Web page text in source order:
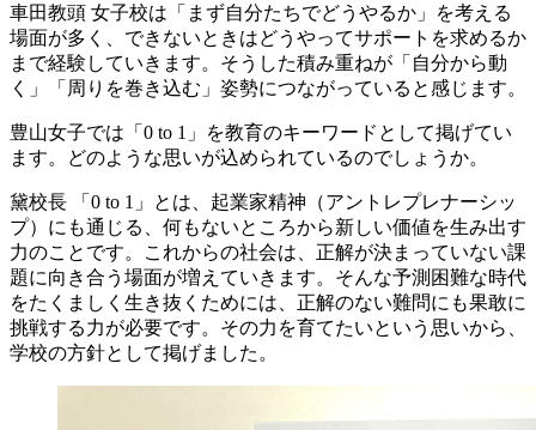
車田教頭 女子校は「まず自分たちでどうやるか」を考える
場面が多く、できないときはどうやってサポートを求めるか
まで経験していきます。そうした積み重ねが「自分から動
く」「周りを巻き込む」姿勢につながっていると感じます。
豊山女子では「0 to 1」を教育のキーワードとして掲げてい
ます。どのような思いが込められているのでしょうか。
黛校長 「0 to 1」とは、起業家精神（アントレプレナーシッ
プ）にも通じる、何もないところから新しい価値を生み出す
力のことです。これからの社会は、正解が決まっていない課
題に向き合う場面が増えていきます。そんな予測困難な時代
をたくましく生き抜くためには、正解のない難問にも果敢に
挑戦する力が必要です。その力を育てたいという思いから、
学校の方針として掲げました。